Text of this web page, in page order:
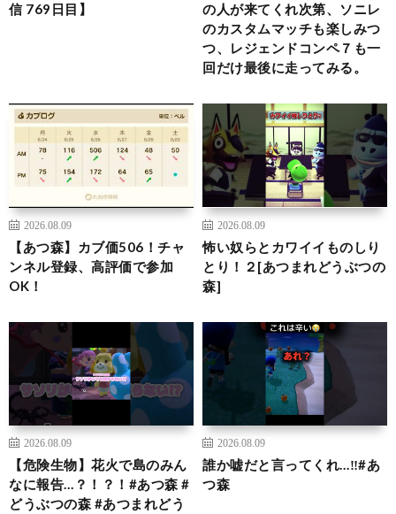
信 769日目】
の人が来てくれ次第、ソニレ
のカスタムマッチも楽しみつ
つ、レジェンドコンペ７も一
回だけ最後に走ってみる。
2026.08.09
【あつ森】カブ価506！チャ
ンネル登録、高評価で参加
OK！
2026.08.09
怖い奴らとカワイイものしり
とり！２[あつまれどうぶつの
森]
2026.08.09
【危険生物】花火で島のみん
なに報告…？！？！#あつ森 #
どうぶつの森 #あつまれどう
2026.08.09
誰か嘘だと言ってくれ…‼️#あ
つ森